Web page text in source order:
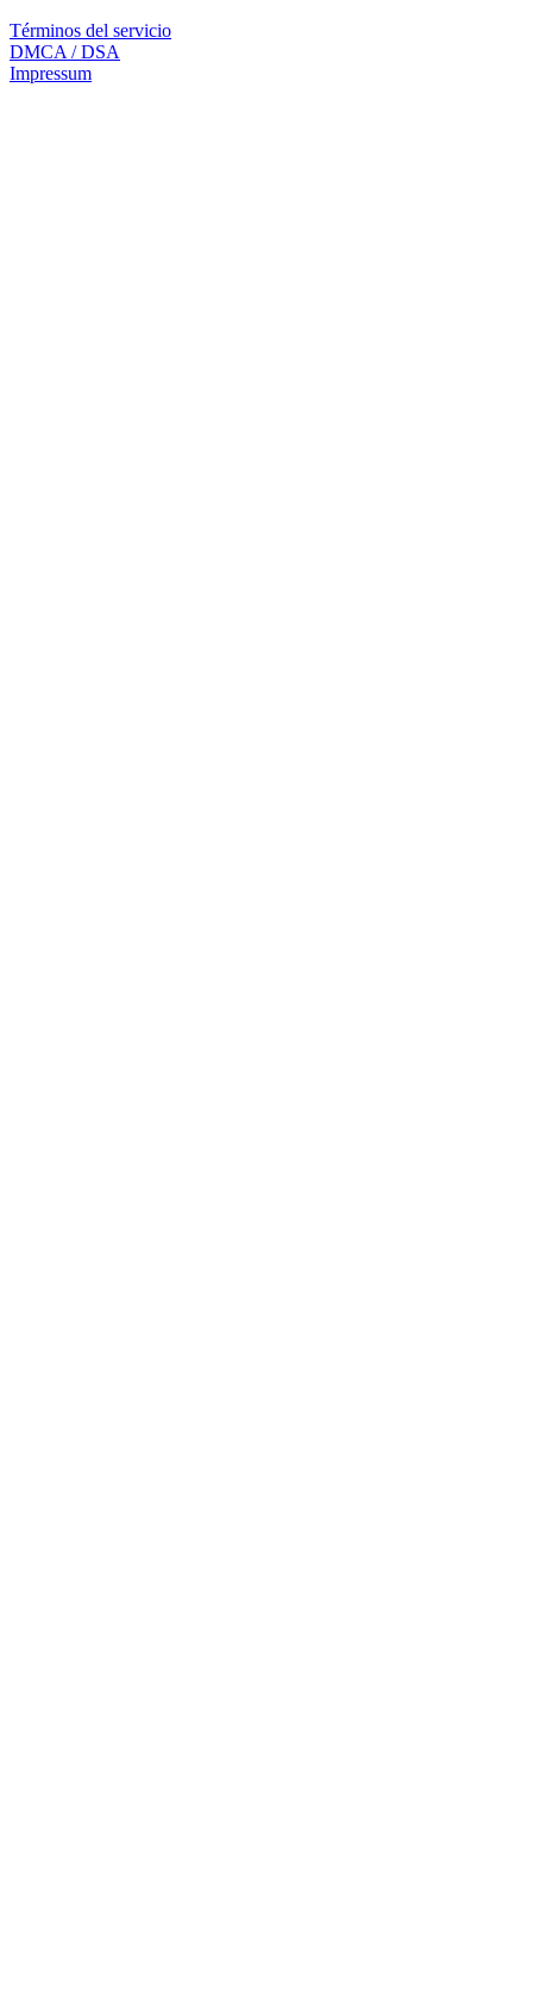
Términos del servicio
DMCA / DSA
Impressum